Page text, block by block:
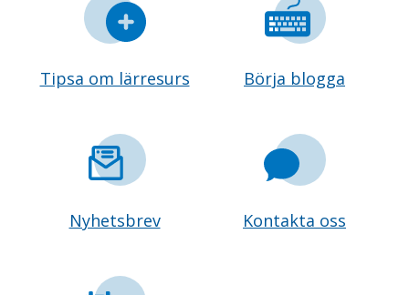
Tipsa om lärresurs Börja blogga
Nyhetsbrev Kontakta oss